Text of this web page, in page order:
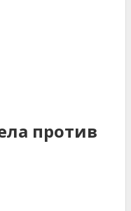
против